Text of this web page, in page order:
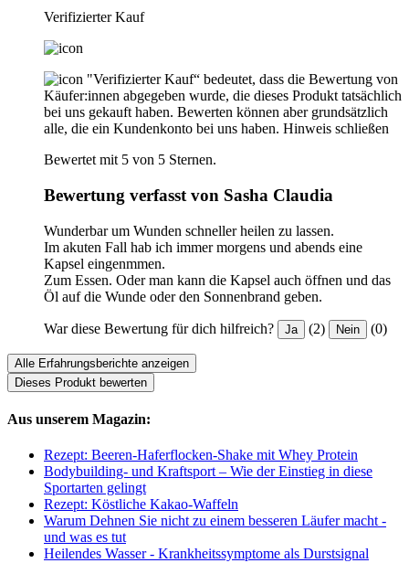
Verifizierter Kauf
"Verifizierter Kauf“ bedeutet, dass die Bewertung von
Käufer:innen abgegeben wurde, die dieses Produkt tatsächlich
bei uns gekauft haben. Bewerten können aber grundsätzlich
alle, die ein Kundenkonto bei uns haben. Hinweis schließen
Bewertet mit 5 von 5 Sternen.
Bewertung verfasst von Sasha Claudia
Wunderbar um Wunden schneller heilen zu lassen.
Im akuten Fall hab ich immer morgens und abends eine
Kapsel eingenmmen.
Zum Essen. Oder man kann die Kapsel auch öffnen und das
Öl auf die Wunde oder den Sonnenbrand geben.
War diese Bewertung für dich hilfreich? Ja (2) Nein (0)
Alle Erfahrungsberichte anzeigen
Dieses Produkt bewerten
Aus unserem Magazin:
Rezept: Beeren-Haferflocken-Shake mit Whey Protein
Bodybuilding- und Kraftsport – Wie der Einstieg in diese
Sportarten gelingt
Rezept: Köstliche Kakao-Waffeln
Warum Dehnen Sie nicht zu einem besseren Läufer macht -
und was es tut
Heilendes Wasser - Krankheitssymptome als Durstsignal